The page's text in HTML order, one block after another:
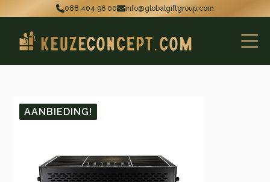
088 404 96 00 info@globalgiftgroup.com
AANBIEDING!